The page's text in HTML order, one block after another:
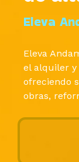
Eleva
Eleva
el alquiler y
ofreciendo
obras,